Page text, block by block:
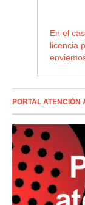
En el
licencia
PORTAL